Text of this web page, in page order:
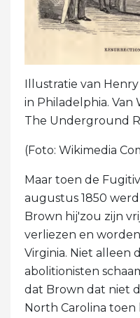
Illustratie van
in Philadelphia. Van
The Underground
(Foto: Wikimedia
Maar toen de
augustus 1850
Brown hij'zou zijn
verliezen en
Virginia. Niet alleen
abolitionisten
dat Brown dat niet
North Carolina